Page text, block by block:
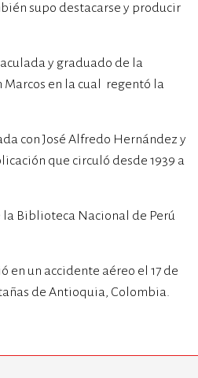
supo destacarse y producir
y graduado de la
Marcos en la cual regentó la
con José Alfredo Hernández y
que circuló desde 1939 a
la Biblioteca Nacional de Perú
en un accidente aéreo el 17 de
de Antioquia, Colombia.